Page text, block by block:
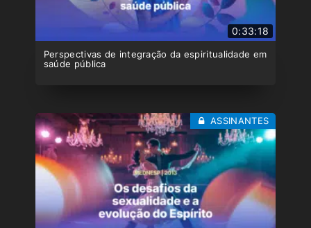
0:33:18
Perspectivas de integração da espiritualidade em
saúde pública
ASSINANTES